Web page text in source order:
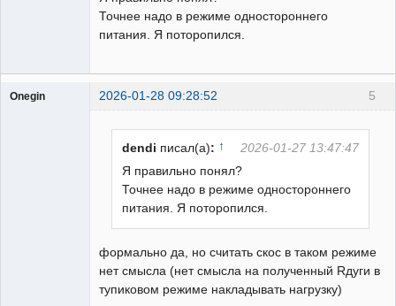
Точнее надо в режиме одностороннего
питания. Я поторопился.
5
Onegin 2026-01-28 09:28:52
dendi писал(а): ↑
2026-01-27 13:47:47
Я правильно понял?
Точнее надо в режиме одностороннего
питания. Я поторопился.
формально да, но считать скос в таком режиме
нет смысла (нет смысла на полученный Rдуги в
тупиковом режиме накладывать нагрузку)